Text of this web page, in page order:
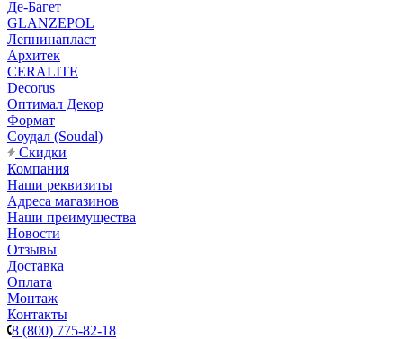
Де-Багет
GLANZEPOL
Лепнинапласт
Архитек
CERALITE
Decorus
Оптимал Декор
Формат
Соудал (Soudal)
Скидки
Компания
Наши реквизиты
Адреса магазинов
Наши преимущества
Новости
Отзывы
Доставка
Оплата
Монтаж
Контакты
8 (800) 775-82-18